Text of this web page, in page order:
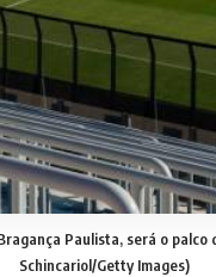
Paulista, será o
Schincariol/Getty Images)